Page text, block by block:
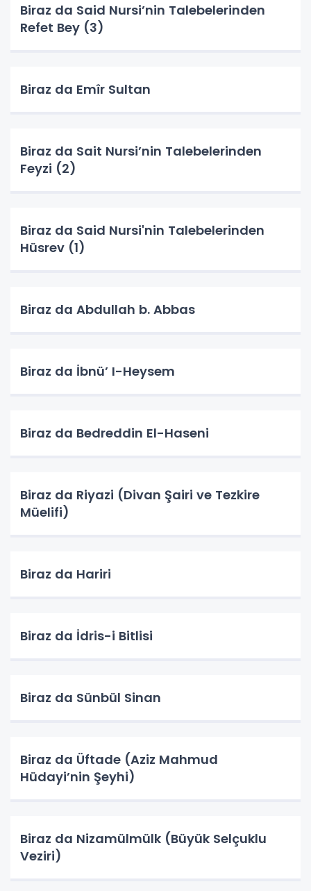
Biraz da Said Nursi’nin Talebelerinden
Refet Bey (3)
Biraz da Emîr Sultan
Biraz da Sait Nursi’nin Talebelerinden
Feyzi (2)
Biraz da Said Nursi'nin Talebelerinden
Hüsrev (1)
Biraz da Abdullah b. Abbas
Biraz da İbnü’ I-Heysem
Biraz da Bedreddin El-Haseni
Biraz da Riyazi (Divan Şairi ve Tezkire
Müelifi)
Biraz da Hariri
Biraz da İdris-i Bitlisi
Biraz da Sünbül Sinan
Biraz da Üftade (Aziz Mahmud
Hüdayi’nin Şeyhi)
Biraz da Nizamülmülk (Büyük Selçuklu
Veziri)